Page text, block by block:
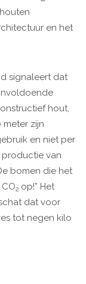
en het
signaleert dat
hout,
meter zijn
en niet per
productie van
bomen die het
2 op!” Het
dat voor
tot negen kilo